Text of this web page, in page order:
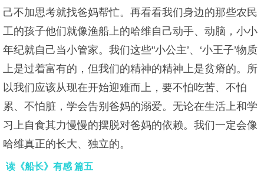
己不加思考就找爸妈帮忙。再看看我们身边的那些农民
工的孩子他们就像渔船上的哈维自己动手、动脑，小小
年纪就自己当小管家。我们这些"小公主’、‘小王子’物质
上是过着富有的，但我们的精神的精神上是贫瘠的。所
以我们应该从现在开始迎难而上，要不怕吃苦、不怕
累、不怕脏，学会告别爸妈的溺爱。无论在生活上和学
习上自食其力慢慢的摆脱对爸妈的依赖。我们一定会像
哈维真正的长大、独立的。
读《船长》有感 篇五